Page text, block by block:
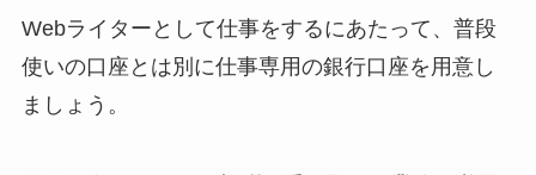
Webライターとして仕事をするにあたって、普段
使いの口座とは別に仕事専用の銀行口座を用意し
ましょう。